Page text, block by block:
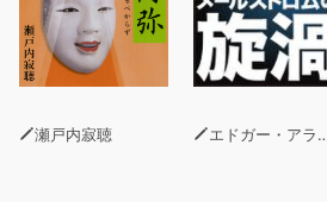
が…。
不思議な巡り合わせで思いも寄ら
のこの奇妙な事件。
瀬戸内寂聴 エドガー・アラン・ポー